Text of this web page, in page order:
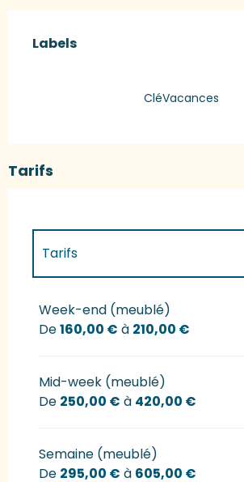
Labels
Labels
CléVacances
Tarifs
Tarifs
Tarifs 2027
Week-end (meublé)
De160,00 € à 210,00 €
Mid-week (meublé)
De 250,00 € à 420,00 €
Semaine (meublé)
De 295,00 € à 605,00 €